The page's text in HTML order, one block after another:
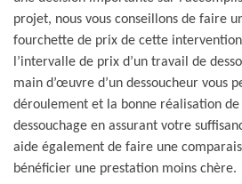
projet, nous vous conseillons de faire
fourchette de prix de cette
l’intervalle de prix d’un travail de
main d’œuvre d’un dessoucheur vous
déroulement et la bonne réalisation
dessouchage en assurant votre
aide également de faire une
bénéficier une prestation moins chère.